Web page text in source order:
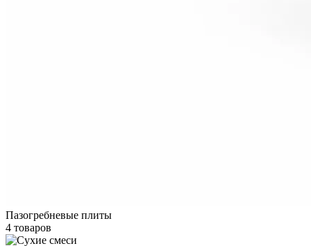
Пазогребневые плиты
4 товаров